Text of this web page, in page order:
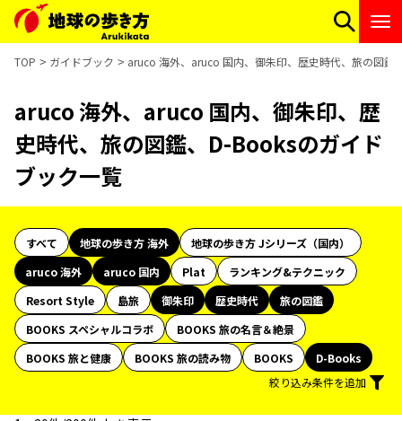
TOP ガイドブック aruco 海外、aruco 国内、御朱印、歴史時代、旅の図鑑
aruco 海外、aruco 国内、御朱印、歴
史時代、旅の図鑑、D-Booksのガイド
ブック一覧
すべて 地球の歩き方 海外
地球の歩き方 Jシリーズ（国内）
aruco 海外
aruco 国内 Plat
ランキング&テクニック
Resort Style
島旅 御朱印 歴史時代
旅の図鑑
BOOKS スペシャルコラボ
BOOKS 旅の名言＆絶景
BOOKS 旅と健康
BOOKS 旅の読み物 BOOKS
D-Books
絞り込み条件を追加